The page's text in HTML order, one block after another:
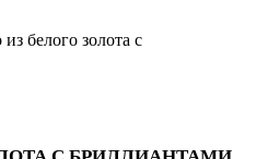
белого золота с